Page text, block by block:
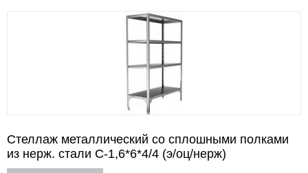
Стеллаж металлический со сплошными полками
из нерж. стали С-1,6*6*4/4 (э/оц/нерж)